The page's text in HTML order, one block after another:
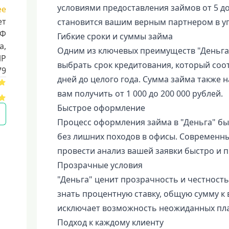
условиями предоставления займов от 5
становится вашим верным партнером в
Гибкие сроки и суммы займа
Одним из ключевых преимуществ
выбрать срок кредитования, который
дней до целого года. Сумма займа также
вам получить от 1 000 до 200 000 рублей.
Быстрое оформление
Процесс оформления займа в "Деньга"
без лишних походов в офисы.
провести анализ вашей заявки быстро и
Прозрачные условия
"Деньга" ценит прозрачность и
знать процентную ставку, общую сумму
исключает возможность неожиданных
Подход к каждому клиенту